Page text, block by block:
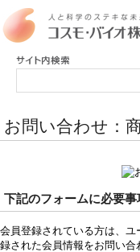
お問い合わせ：
下記のフォームに必要事
会員登録されている方は、
録された会員情報をお問い合